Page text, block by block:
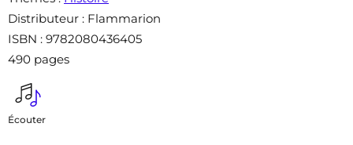
Distributeur : Flammarion
ISBN : 9782080436405
490 pages
Écouter